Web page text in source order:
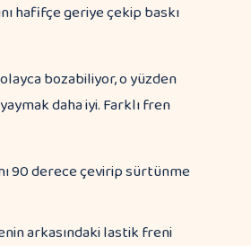
hafifçe geriye çekip baskı
bozabiliyor, o yüzden
daha iyi. Farklı fren
90 derece çevirip sürtünme
arkasındaki lastik freni